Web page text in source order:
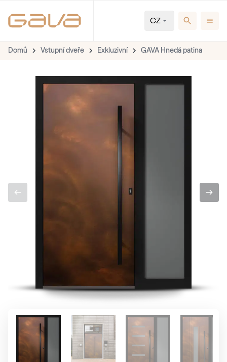
CZ
Domů Vstupní dveře Exkluzivní GAVA Hnedá patina